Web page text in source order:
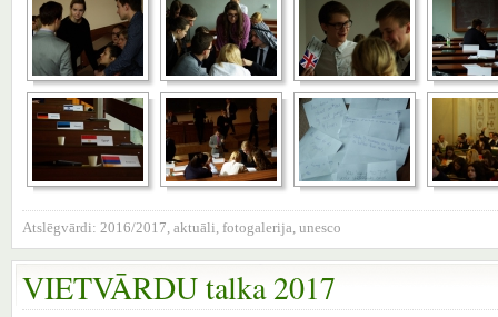
Atslēgvārdi: 2016/2017, aktuāli, fotogalerija, unesco
VIETVĀRDU talka 2017